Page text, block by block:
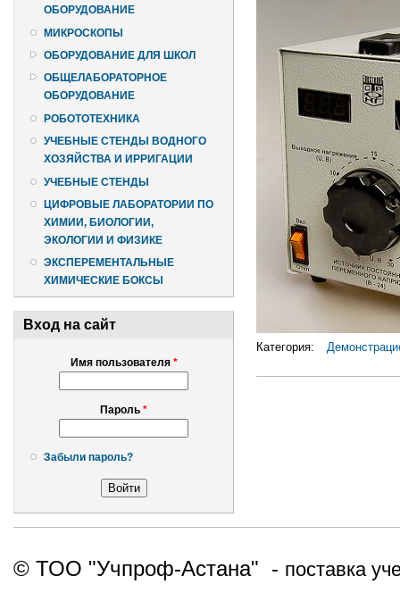
ОБОРУДОВАНИЕ
МИКРОСКОПЫ
ОБОРУДОВАНИЕ ДЛЯ ШКОЛ
ОБЩЕЛАБОРАТОРНОЕ
ОБОРУДОВАНИЕ
РОБОТОТЕХНИКА
УЧЕБНЫЕ СТЕНДЫ ВОДНОГО
ХОЗЯЙСТВА И ИРРИГАЦИИ
УЧЕБНЫЕ СТЕНДЫ
ЦИФРОВЫЕ ЛАБОРАТОРИИ ПО
ХИМИИ, БИОЛОГИИ,
ЭКОЛОГИИ И ФИЗИКЕ
ЭКСПЕРЕМЕНТАЛЬНЫЕ
ХИМИЧЕСКИЕ БОКСЫ
Вход на сайт
Имя пользователя *
Пароль *
Забыли пароль?
Категория:
© ТОО "Учпроф-Астана" - поставка